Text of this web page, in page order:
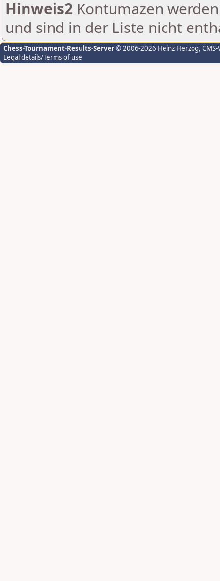
Hinweis2 Kontumazen
und sind in der Liste nicht
Chess-Tournament-Results-Server© 2006-2026 Heinz Herzog,
Legal details/Terms of use